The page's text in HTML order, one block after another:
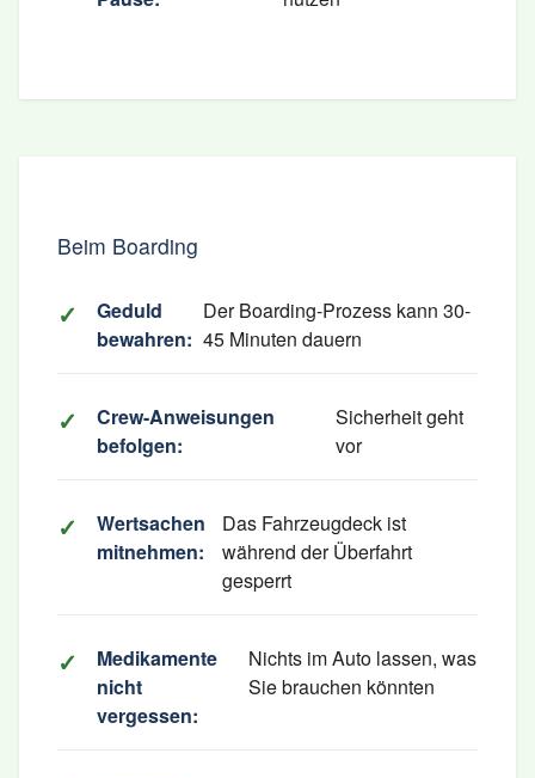
Beim Boarding
Geduld
bewahren:
Der Boarding-Prozess kann 30-
45 Minuten dauern
Crew-Anweisungen
befolgen:
Sicherheit geht
vor
Wertsachen
mitnehmen:
Das Fahrzeugdeck ist
während der Überfahrt
gesperrt
Medikamente
nicht
vergessen:
Nichts im Auto lassen, was
Sie brauchen könnten